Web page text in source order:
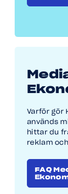
Varför gör
används
hittar du
reklam
FAQ